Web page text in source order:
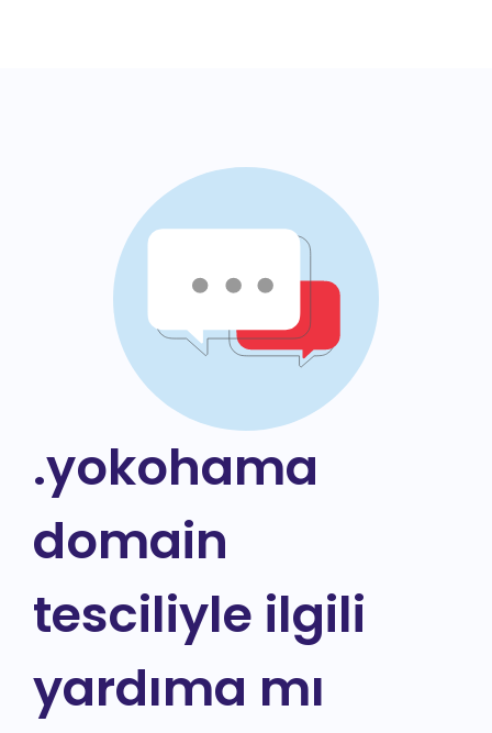
.yokohama
domain
tesciliyle ilgili
yardıma mı